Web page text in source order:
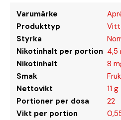
Varumärke
Produkttyp
Vitt
Styrka
Nikotinhalt per portion 4,5
Nikotinhalt
8
Smak
Nettovikt
11 g
Portioner per dosa
22
Vikt per portion